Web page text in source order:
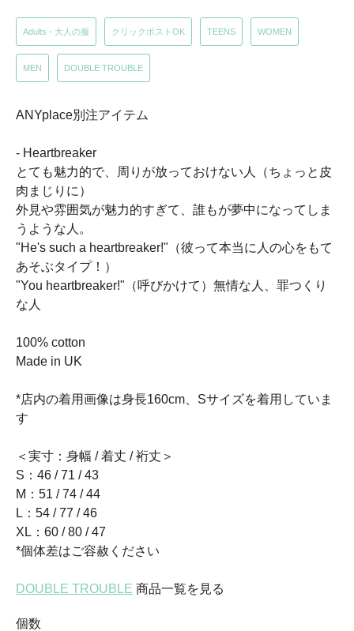
Adults - 大人の服 クリックポストOK TEENS WOMEN
MEN DOUBLE TROUBLE
ANYplace別注アイテム
- Heartbreaker
とても魅力的で、周りが放っておけない人（ちょっと皮
肉まじりに）
外見や雰囲気が魅力的すぎて、誰もが夢中になってしま
うような人。
"He's such a heartbreaker!"（彼って本当に人の心をもて
あそぶタイプ！）
"You heartbreaker!"（呼びかけて）無情な人、罪つくり
な人
100% cotton
Made in UK
*店内の着用画像は身長160cm、Sサイズを着用していま
す
＜実寸：身幅 / 着丈 / 裄丈＞
S：46 / 71 / 43
M：51 / 74 / 44
L：54 / 77 / 46
XL：60 / 80 / 47
*個体差はご容赦ください
DOUBLE TROUBLE 商品一覧を見る
個数